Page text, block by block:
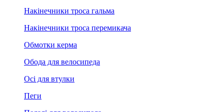
Накінечники троса гальма
Накінечники троса перемикача
Обмотки керма
Обода для велосипеда
Осі для втулки
Пеги